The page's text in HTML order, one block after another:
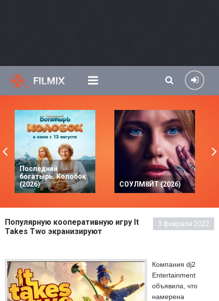
Последний
богатырь. Колобок
(2026)
СОУЛМ8ЙТ (2026)
Популярную кооперативную игру It
Takes Two экранизируют
3 февраля 2022
Компания dj2
Entertainment
объявила, что
намерена